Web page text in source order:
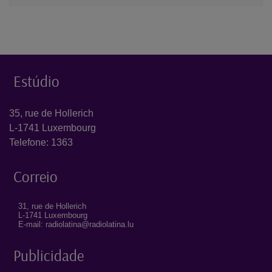
Estúdio
35, rue de Hollerich
L-1741 Luxembourg
Telefone: 1363
Correio
31, rue de Hollerich
L-1741 Luxembourg
E-mail: radiolatina@radiolatina.lu
Publicidade